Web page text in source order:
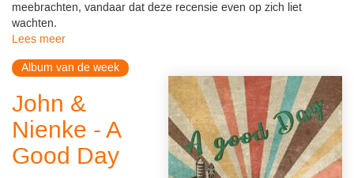
meebrachten, vandaar dat deze recensie even op zich liet
wachten.
Lees meer
Album van de week
John &
Nienke - A
Good Day